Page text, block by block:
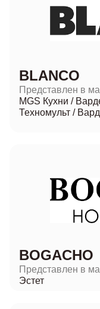
BLANCO
Представлен в
MGS Кухни /
Техномульт /
BOGACHO
Представлен в
Эстет